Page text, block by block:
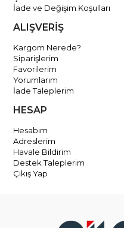
İade ve Değişim Koşulları
ALIŞVERİŞ
Kargom Nerede?
Siparişlerim
Favorilerim
Yorumlarım
İade Taleplerim
HESAP
Hesabım
Adreslerim
Havale Bildirim
Destek Taleplerim
Çıkış Yap